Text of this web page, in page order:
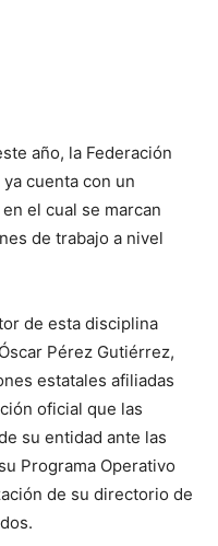
año, la Federación
ya cuenta con un
el cual se marcan
de trabajo a nivel
de esta disciplina
Pérez Gutiérrez,
estatales afiliadas
oficial que las
su entidad ante las
Programa Operativo
de su directorio de